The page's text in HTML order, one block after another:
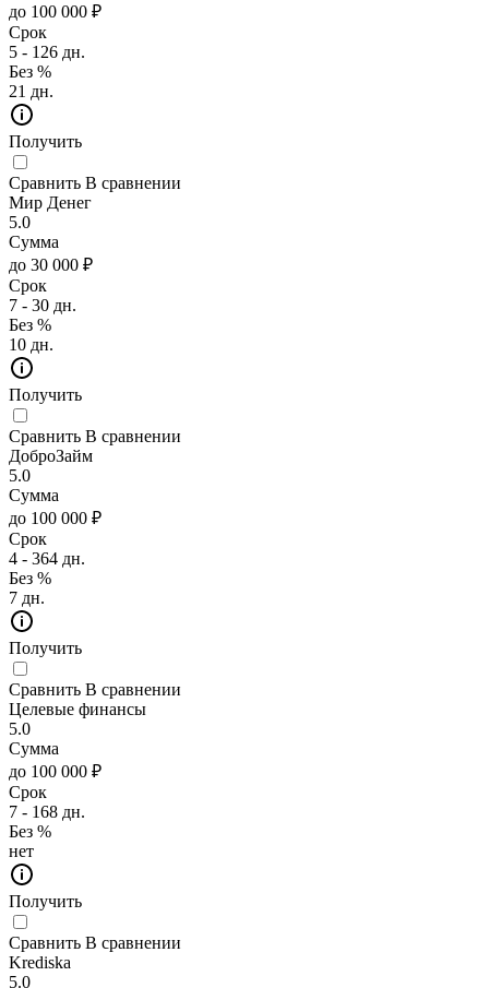
до 100 000 ₽
Срок
5 - 126 дн.
Без %
21 дн.
Получить
Сравнить В сравнении
Мир Денег
5.0
Сумма
до 30 000 ₽
Срок
7 - 30 дн.
Без %
10 дн.
Получить
Сравнить В сравнении
ДоброЗайм
5.0
Сумма
до 100 000 ₽
Срок
4 - 364 дн.
Без %
7 дн.
Получить
Сравнить В сравнении
Целевые финансы
5.0
Сумма
до 100 000 ₽
Срок
7 - 168 дн.
Без %
нет
Получить
Сравнить В сравнении
Krediska
5.0